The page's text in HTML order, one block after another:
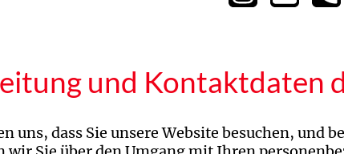
und Kontaktdaten
uns, dass Sie unsere Website besuchen, und